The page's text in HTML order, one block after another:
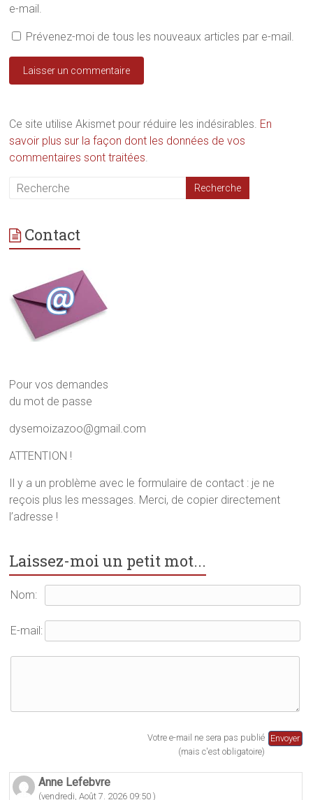
e-mail.
Prévenez-moi de tous les nouveaux articles par e-mail.
Ce site utilise Akismet pour réduire les indésirables. En
savoir plus sur la façon dont les données de vos
commentaires sont traitées.
Contact
Pour vos demandes
du mot de passe
dysemoizazoo@gmail.com
ATTENTION !
Il y a un problème avec le formulaire de contact : je ne
reçois plus les messages. Merci, de copier directement
l’adresse !
Laissez-moi un petit mot...
Nom:
E-mail:
Votre e-mail ne sera pas publié
(mais c'est obligatoire)
Anne Lefebvre
(vendredi, Août 7. 2026 09:50 )